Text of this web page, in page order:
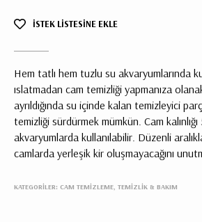
İSTEK LİSTESİNE EKLE
Hem tatlı hem tuzlu su akvaryumlarında
ıslatmadan cam temizliği yapmanıza
ayrıldığında su içinde kalan temizleyici
temizliği sürdürmek mümkün. Cam
akvaryumlarda kullanılabilir. Düzenli
camlarda yerleşik kir oluşmayacağını
KATEGORİLER: CAM TEMIZLEME, TEMIZLIK & BAKIM